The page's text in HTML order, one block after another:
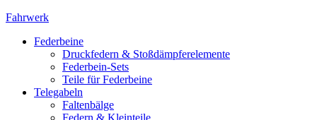
Fahrwerk
Federbeine
Druckfedern & Stoßdämpferelemente
Federbein-Sets
Teile für Federbeine
Telegabeln
Faltenbälge
Federn & Kleinteile